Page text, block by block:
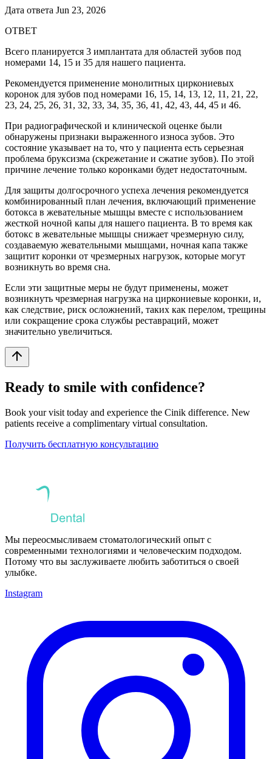
Дата ответа Jun 23, 2026
ОТВЕТ
Всего планируется 3 имплантата для областей зубов под
номерами 14, 15 и 35 для нашего пациента.
Рекомендуется применение монолитных циркониевых
коронок для зубов под номерами 16, 15, 14, 13, 12, 11, 21, 22,
23, 24, 25, 26, 31, 32, 33, 34, 35, 36, 41, 42, 43, 44, 45 и 46.
При радиографической и клинической оценке были
обнаружены признаки выраженного износа зубов. Это
состояние указывает на то, что у пациента есть серьезная
проблема бруксизма (скрежетание и сжатие зубов). По этой
причине лечение только коронками будет недостаточным.
Для защиты долгосрочного успеха лечения рекомендуется
комбинированный план лечения, включающий применение
ботокса в жевательные мышцы вместе с использованием
жесткой ночной капы для нашего пациента. В то время как
ботокс в жевательные мышцы снижает чрезмерную силу,
создаваемую жевательными мышцами, ночная капа также
защитит коронки от чрезмерных нагрузок, которые могут
возникнуть во время сна.
Если эти защитные меры не будут применены, может
возникнуть чрезмерная нагрузка на циркониевые коронки, и,
как следствие, риск осложнений, таких как перелом, трещины
или сокращение срока службы реставраций, может
значительно увеличиться.
Ready to smile with confidence?
Book your visit today and experience the Cinik difference. New
patients receive a complimentary virtual consultation.
Получить бесплатную консультацию
Мы переосмысливаем стоматологический опыт с
современными технологиями и человеческим подходом.
Потому что вы заслуживаете любить заботиться о своей
улыбке.
Instagram